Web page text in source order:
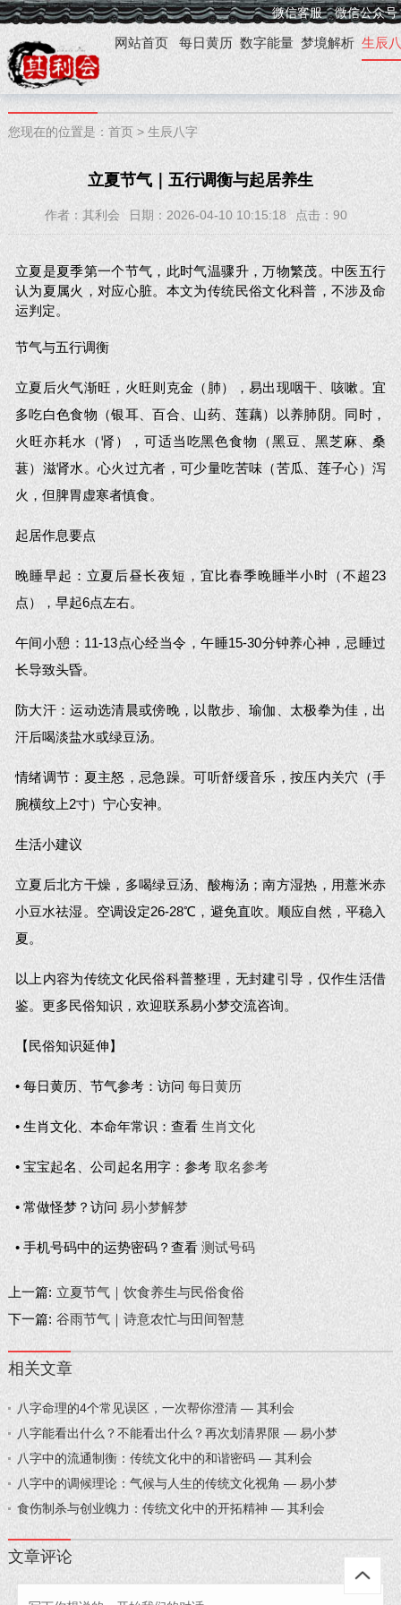
微信客服 微信公众号
网站首页 每日黄历 数字能量 梦境解析 生辰
您现在的位置是： 首页> 生辰八字
立夏节气｜五行调衡与起居养生
作者：其利会 日期：2026-04-10 10:15:18 点击： 90
立夏是夏季第一个节气，此时气温骤升，万物繁茂。中医五行
认为夏属火，对应心脏。本文为传统民俗文化科普，不涉及命
运判定。
节气与五行调衡
立夏后火气渐旺，火旺则克金（肺），易出现咽干、咳嗽。宜
多吃白色食物（银耳、百合、山药、莲藕）以养肺阴。同时，
火旺亦耗水（肾），可适当吃黑色食物（黑豆、黑芝麻、桑
葚）滋肾水。心火过亢者，可少量吃苦味（苦瓜、莲子心）泻
火，但脾胃虚寒者慎食。
起居作息要点
晚睡早起：立夏后昼长夜短，宜比春季晚睡半小时（不超23
点），早起6点左右。
午间小憩：11-13点心经当令，午睡15-30分钟养心神，忌睡过
长导致头昏。
防大汗：运动选清晨或傍晚，以散步、瑜伽、太极拳为佳，出
汗后喝淡盐水或绿豆汤。
情绪调节：夏主怒，忌急躁。可听舒缓音乐，按压内关穴（手
腕横纹上2寸）宁心安神。
生活小建议
立夏后北方干燥，多喝绿豆汤、酸梅汤；南方湿热，用薏米赤
小豆水祛湿。空调设定26-28℃，避免直吹。顺应自然，平稳入
夏。
以上内容为传统文化民俗科普整理，无封建引导，仅作生活借
鉴。更多民俗知识，欢迎联系易小梦交流咨询。
【民俗知识延伸】
• 每日黄历、节气参考：访问 每日黄历
• 生肖文化、本命年常识：查看 生肖文化
• 宝宝起名、公司起名用字：参考 取名参考
• 常做怪梦？访问 易小梦解梦
• 手机号码中的运势密码？查看 测试号码
上一篇: 立夏节气｜饮食养生与民俗食俗
下一篇: 谷雨节气｜诗意农忙与田间智慧
相关文章
八字命理的4个常见误区，一次帮你澄清 — 其利会
八字能看出什么？不能看出什么？再次划清界限 — 易小梦
八字中的流通制衡：传统文化中的和谐密码 — 其利会
八字中的调候理论：气候与人生的传统文化视角 — 易小梦
食伤制杀与创业魄力：传统文化中的开拓精神 — 其利会
文章评论